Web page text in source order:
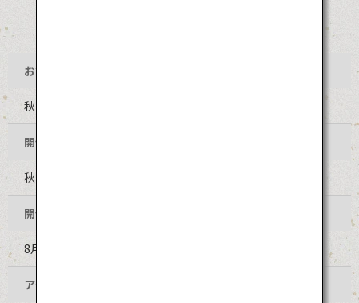
お祭り名
秋田竿燈まつり
開催地
秋田県秋田市 竿燈大通り（山王十字路～二丁目橋）周辺
開催時期
8月3日～6日（毎年同日程）
アクセス